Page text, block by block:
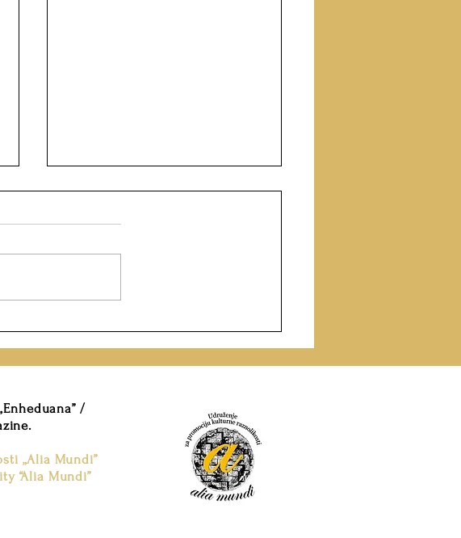
omladinsku pesničku
nagradu „Milan Dunđerski”
/
„Alia Mundi”
“Alia Mundi”